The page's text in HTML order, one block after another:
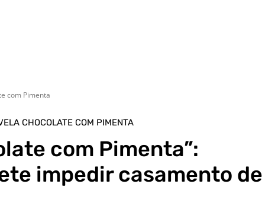
com Pimenta
CHOCOLATE COM PIMENTA
com Pimenta”:
impedir casamento de